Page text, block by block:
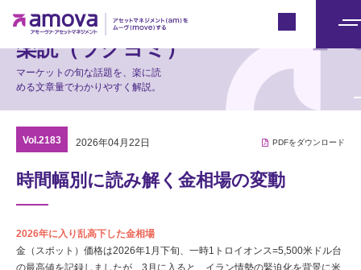
楽読（ラクヨミ）
マーケットの旬な話題を、楽に読
める文章量でわかりやすく解説。
Vol.2183 2026年04月22日 PDFをダウンロード
時間幅別に読み解く金相場の変動
2026年に入り乱高下した金相場
金（スポット）価格は2026年1月下旬、一時1トロイオンス=5,500米ドル台
の最高値を記録しましたが、3月に入ると、イラン情勢の緊迫化を背景に米